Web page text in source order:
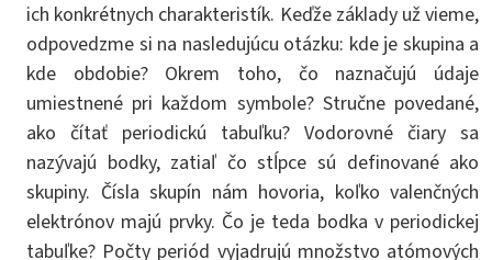
ich konkrétnych charakteristík. Keďže základy už vieme,
odpovedzme si na nasledujúcu otázku: kde je skupina a
kde obdobie? Okrem toho, čo naznačujú údaje
umiestnené pri každom symbole? Stručne povedané,
ako čítať periodickú tabuľku? Vodorovné čiary sa
nazývajú bodky, zatiaľ čo stĺpce sú definované ako
skupiny. Čísla skupín nám hovoria, koľko valenčných
elektrónov majú prvky. Čo je teda bodka v periodickej
tabuľke? Počty periód vyjadrujú množstvo atómových